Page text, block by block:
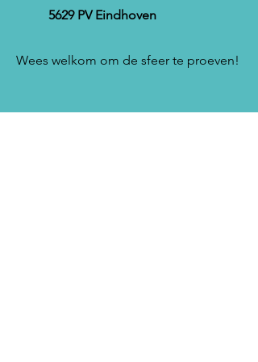
5629 PV Eindhoven
Wees welkom om de sfeer te proeven!